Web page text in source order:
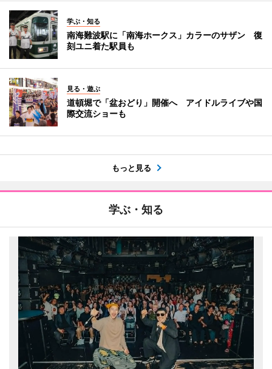
学ぶ・知る
南海難波駅に「南海ホークス」カラーのサザン 復
刻ユニ着た駅員も
見る・遊ぶ
道頓堀で「盆おどり」開催へ アイドルライブや国
際交流ショーも
もっと見る
学ぶ・知る